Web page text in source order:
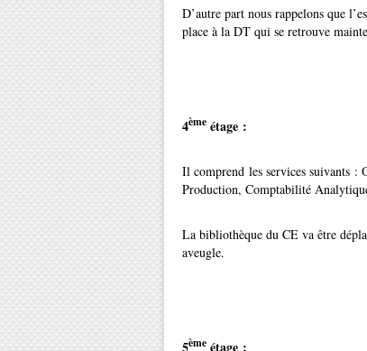
D’autre part nous rappelons que
place à la DT qui se retrouve
4ème étage :
Il comprend les services suivants
Production, Comptabilité
La bibliothèque du CE va être
aveugle.
5ème étage :